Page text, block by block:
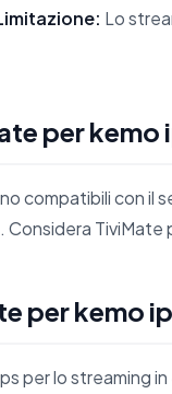
Lo
per kemo
compatibili con
per kemo
per lo streaming